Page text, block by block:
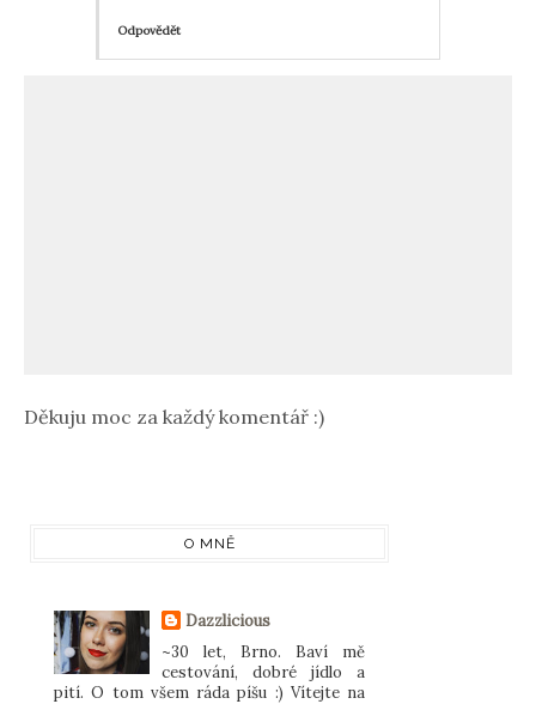
Odpovědět
Děkuju moc za každý komentář :)
O MNĚ
Dazzlicious
~30 let, Brno. Baví mě
cestování, dobré jídlo a
pití. O tom všem ráda píšu :) Vítejte na